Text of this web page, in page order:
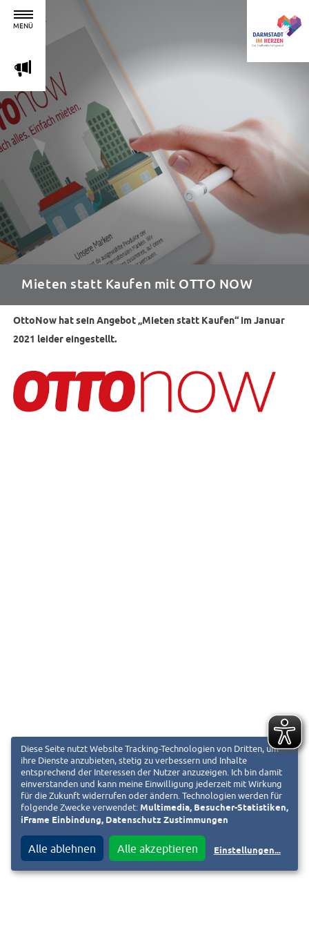
MENÜ
m
Mieten statt Kaufen mit OTTO NOW
OttoNow hat sein Angebot „Mieten statt Kaufen“ im Januar
2021 leider eingestellt.
Diese Seite nutzt Website Tracking-Technologien von Dritten, um
ihre Dienste anzubieten, stetig zu verbessern und Inhalte
entsprechend der Interessen der Nutzer anzuzeigen. Ich bin damit
einverstanden und kann meine Einwilligung jederzeit mit Wirkung
für die Zukunft widerrufen oder ändern. Technologien werden für
folgende Zwecke verwendet: Multimedia, Besucher-Statistiken,
iFrame Einbindung, Datenschutz Zustimmungen
Alle ablehnen Alle akzeptieren Einstellungen...